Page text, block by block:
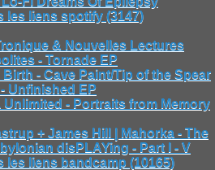
les liens spotify (3147)
& Nouvelles Lectures
- Tornade EP
Birth - Cave Paint/Tip of the Spear
Unfinished EP
Unlimited - Portraits from Memory
+ James Hill | Mahorka - The
disPLAYing - Part I - V
les liens bandcamp (10165)